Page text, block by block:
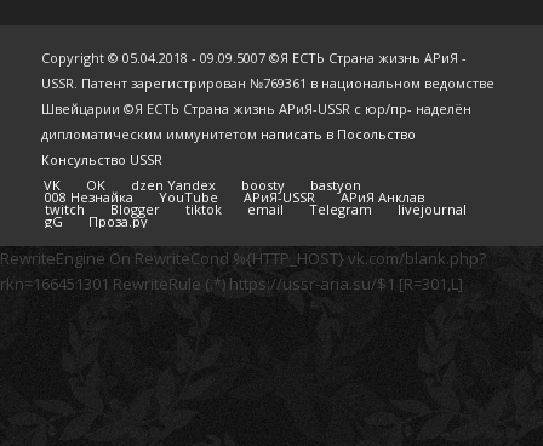
Copyright © 05.04.2018 - 09.09.5007 ©Я ЕСТЬ Страна жизнь АРиЯ -
USSR. Патент зарегистрирован №769361 в национальном ведомстве
Швейцарии ©Я ЕСТЬ Страна жизнь АРиЯ-USSR с юр/пр- наделён
дипломатическим иммунитетом написать в Посольство
Консульство USSR
VK
OK dzen Yandex boosty bastyon
008 Незнайка YouTube АРиЯ-USSR АРиЯ Анклав
twitch Blogger tiktok email Telegram livejournal
gG Проза.ру
RewriteEngine On RewriteCond %{HTTP_HOST} vk.com/blank.php?
rkn=166451301 RewriteRule (.*) https://ussr-aria.su/$1 [R=301,L]